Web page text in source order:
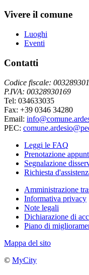
Vivere il comune
Luoghi
Eventi
Contatti
Codice fiscale:
P.IVA: 00328930169
Tel: 034633035
Fax: +39 0346 34280
Email:
PEC:
Leggi le FAQ
Prenotazione
Segnalazione
Richiesta
Amministrazione
Informativa privacy
Note legali
Dichiarazione di
Piano di
Mappa del sito
© MyCity